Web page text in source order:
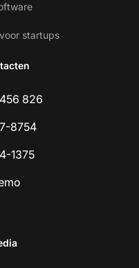
startups
826
8754
1375